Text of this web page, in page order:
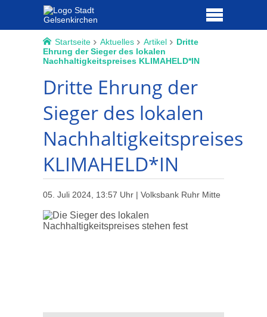
Startseite Aktuelles Artikel
Dritte
Ehrung der Sieger des lokalen
Nachhaltigkeitspreises KLIMAHELD*IN
Dritte Ehrung der
Sieger des lokalen
Nachhaltigkeitspreises
KLIMAHELD*IN
05. Juli 2024, 13:57 Uhr | Volksbank Ruhr Mitte